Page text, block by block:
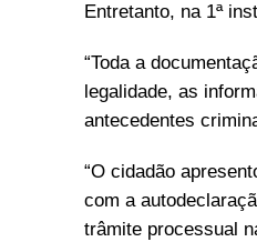
Entretanto, na 1ª
“Toda a
legalidade, as
antecedentes
“O cidadão
com a
trâmite processual